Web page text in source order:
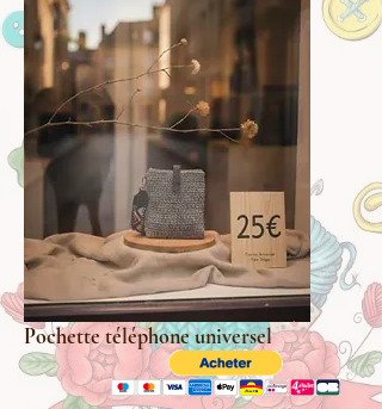
Pochette téléphone universel